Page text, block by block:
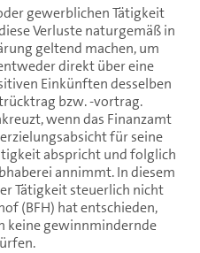
gewerblichen Tätigkeit
Verluste naturgemäß in
geltend machen, um
direkt über eine
Einkünften desselben
bzw. -vortrag.
wenn das Finanzamt
für seine
abspricht und folglich
annimmt. In diesem
Tätigkeit steuerlich nicht
(BFH) hat entschieden,
keine gewinnmindernde